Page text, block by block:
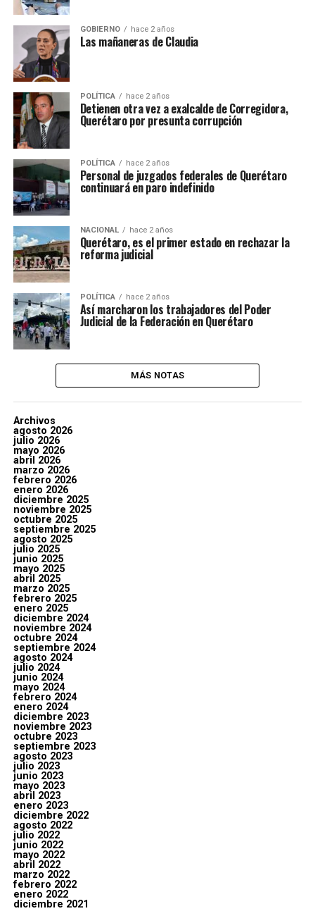
GOBIERNO hace 2 años
Las mañaneras de Claudia
POLÍTICA hace 2 años
Detienen otra vez a exalcalde de Corregidora,
Querétaro por presunta corrupción
POLÍTICA hace 2 años
Personal de juzgados federales de Querétaro
continuará en paro indefinido
NACIONAL hace 2 años
Querétaro, es el primer estado en rechazar la
reforma judicial
POLÍTICA hace 2 años
Así marcharon los trabajadores del Poder
Judicial de la Federación en Querétaro
MÁS NOTAS
Archivos
agosto 2026
julio 2026
mayo 2026
abril 2026
marzo 2026
febrero 2026
enero 2026
diciembre 2025
noviembre 2025
octubre 2025
septiembre 2025
agosto 2025
julio 2025
junio 2025
mayo 2025
abril 2025
marzo 2025
febrero 2025
enero 2025
diciembre 2024
noviembre 2024
octubre 2024
septiembre 2024
agosto 2024
julio 2024
junio 2024
mayo 2024
febrero 2024
enero 2024
diciembre 2023
noviembre 2023
octubre 2023
septiembre 2023
agosto 2023
julio 2023
junio 2023
mayo 2023
abril 2023
enero 2023
diciembre 2022
agosto 2022
julio 2022
junio 2022
mayo 2022
abril 2022
marzo 2022
febrero 2022
enero 2022
diciembre 2021